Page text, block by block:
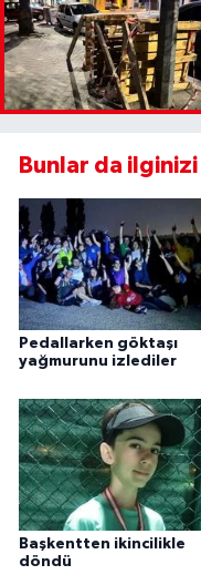
Bunlar da
Pedallarken göktaşı
yağmurunu izlediler
Başkentten ikincilikle
döndü